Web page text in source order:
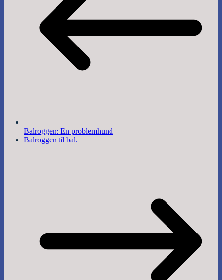
Balroggen: En problemhund
Balroggen til bal.